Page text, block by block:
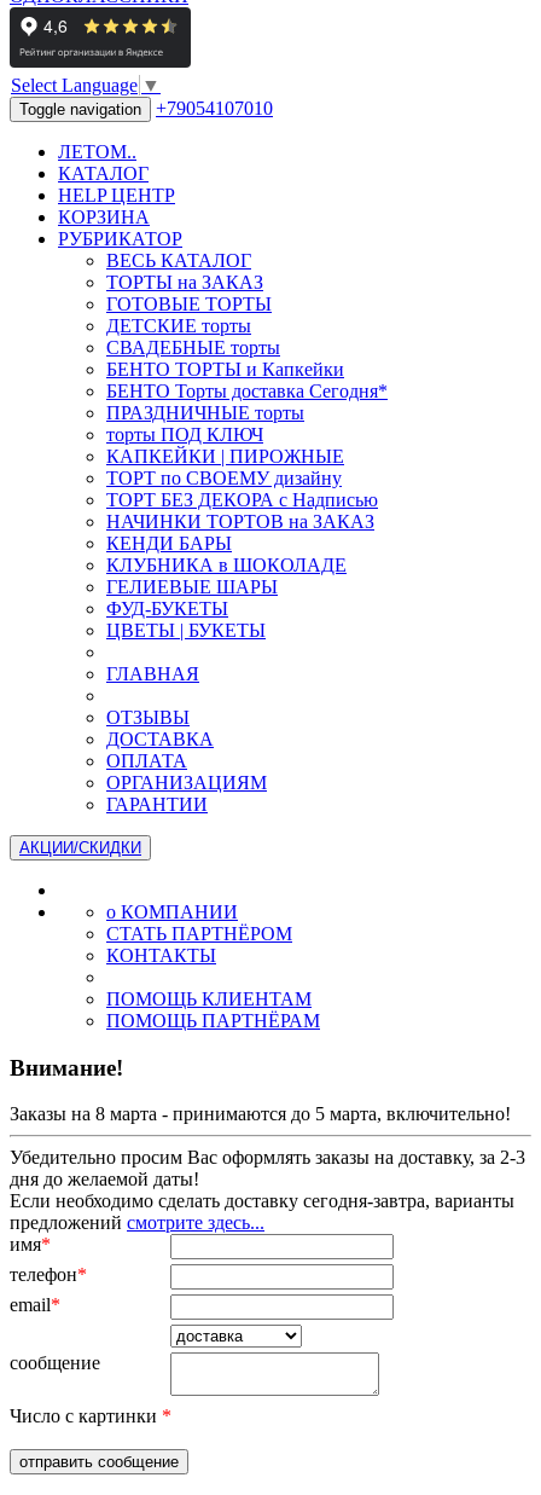
Select Language ▼
Toggle navigation +79054107010
ЛЕТОМ..
КАТАЛОГ
HELP ЦЕНТР
КОРЗИНА
РУБРИКАТОР
ВЕСЬ КАТАЛОГ
ТОРТЫ на ЗАКАЗ
ГОТОВЫЕ ТОРТЫ
ДЕТСКИЕ торты
СВАДЕБНЫЕ торты
БЕНТО ТОРТЫ и Капкейки
БЕНТО Торты доставка Сегодня*
ПРАЗДНИЧНЫЕ торты
торты ПОД КЛЮЧ
КАПКЕЙКИ | ПИРОЖНЫЕ
ТОРТ по СВОЕМУ дизайну
ТОРТ БЕЗ ДЕКОРА с Надписью
НАЧИНКИ ТОРТОВ на ЗАКАЗ
КЕНДИ БАРЫ
КЛУБНИКА в ШОКОЛАДЕ
ГЕЛИЕВЫЕ ШАРЫ
ФУД-БУКЕТЫ
ЦВЕТЫ | БУКЕТЫ
ГЛАВНАЯ
ОТЗЫВЫ
ДОСТАВКА
ОПЛАТА
ОРГАНИЗАЦИЯМ
ГАРАНТИИ
АКЦИИ/СКИДКИ
о КОМПАНИИ
СТАТЬ ПАРТНЁРОМ
КОНТАКТЫ
ПОМОЩЬ КЛИЕНТАМ
ПОМОЩЬ ПАРТНЁРАМ
Внимание!
Заказы на 8 марта - принимаются до 5 марта, включительно!
Убедительно просим Вас оформлять заказы на доставку, за 2-3
дня до желаемой даты!
Если необходимо сделать доставку сегодня-завтра, варианты
предложений смотрите здесь...
имя*
телефон*
email*
сообщение
Число с картинки *